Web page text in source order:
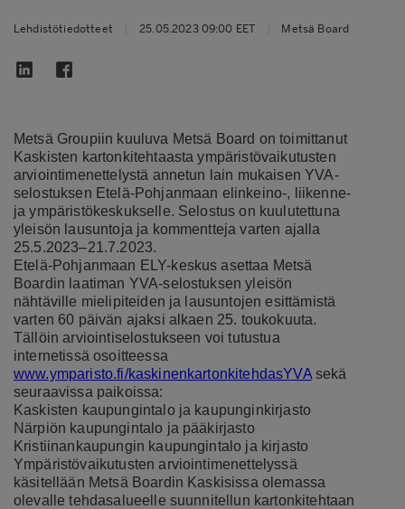
Lehdistötiedotteet 25.05.2023 09:00 EET Metsä Board
Metsä Groupiin kuuluva Metsä Board on toimittanut
Kaskisten kartonkitehtaasta ympäristövaikutusten
arviointimenettelystä annetun lain mukaisen YVA-
selostuksen Etelä-Pohjanmaan elinkeino-, liikenne-
ja ympäristökeskukselle. Selostus on kuulutettuna
yleisön lausuntoja ja kommentteja varten ajalla
25.5.2023–21.7.2023.
Etelä-Pohjanmaan ELY-keskus asettaa Metsä
Boardin laatiman YVA-selostuksen yleisön
nähtäville mielipiteiden ja lausuntojen esittämistä
varten 60 päivän ajaksi alkaen 25. toukokuuta.
Tällöin arviointiselostukseen voi tutustua
internetissä osoitteessa
www.ymparisto.fi/kaskinenkartonkitehdasYVAsekä
seuraavissa paikoissa:
Kaskisten kaupungintalo ja kaupunginkirjasto
Närpiön kaupungintalo ja pääkirjasto
Kristiinankaupungin kaupungintalo ja kirjasto
Ympäristövaikutusten arviointimenettelyssä
käsitellään Metsä Boardin Kaskisissa olemassa
olevalle tehdasalueelle suunnitellun kartonkitehtaan